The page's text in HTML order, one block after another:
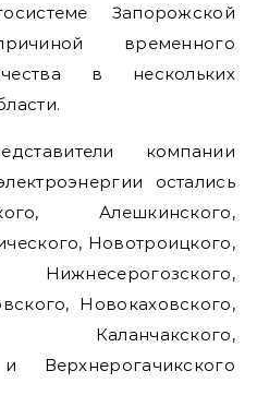
Запорожской
временного
в нескольких
компании
остались
Алешкинского,
Новотроицкого,
Новокаховского,
Верхнерогачикского